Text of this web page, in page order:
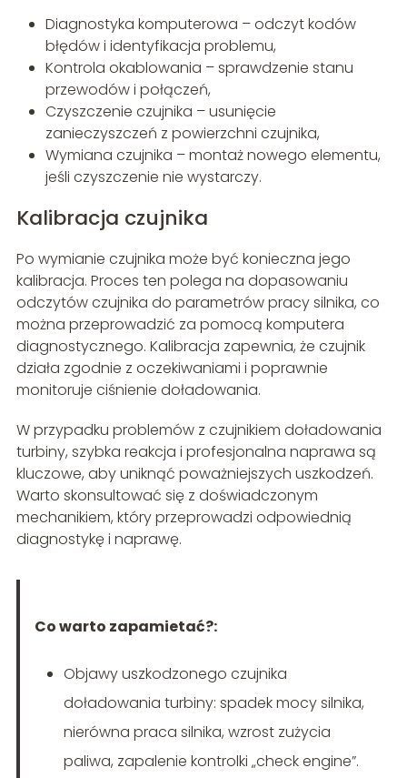
Diagnostyka komputerowa – odczyt kodów
błędów i identyfikacja problemu,
Kontrola okablowania – sprawdzenie stanu
przewodów i połączeń,
Czyszczenie czujnika – usunięcie
zanieczyszczeń z powierzchni czujnika,
Wymiana czujnika – montaż nowego elementu,
jeśli czyszczenie nie wystarczy.
Kalibracja czujnika
Po wymianie czujnika może być konieczna jego
kalibracja. Proces ten polega na dopasowaniu
odczytów czujnika do parametrów pracy silnika, co
można przeprowadzić za pomocą komputera
diagnostycznego. Kalibracja zapewnia, że czujnik
działa zgodnie z oczekiwaniami i poprawnie
monitoruje ciśnienie doładowania.
W przypadku problemów z czujnikiem doładowania
turbiny, szybka reakcja i profesjonalna naprawa są
kluczowe, aby uniknąć poważniejszych uszkodzeń.
Warto skonsultować się z doświadczonym
mechanikiem, który przeprowadzi odpowiednią
diagnostykę i naprawę.
Co warto zapamietać?:
Objawy uszkodzonego czujnika
doładowania turbiny: spadek mocy silnika,
nierówna praca silnika, wzrost zużycia
paliwa, zapalenie kontrolki „check engine”.